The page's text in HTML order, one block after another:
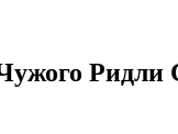
Ридли